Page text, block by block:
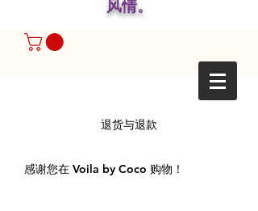
风情。
退货与退款
感谢您在 Voila by Coco 购物！